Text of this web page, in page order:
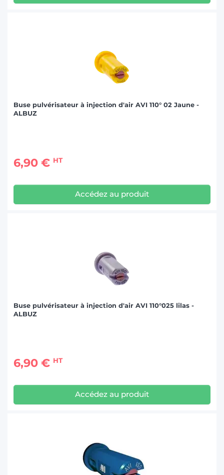
Buse pulvérisateur à injection d'air AVI 110° 02 Jaune -
ALBUZ
6,90 € HT
Accédez au produit
Buse pulvérisateur à injection d'air AVI 110°025 lilas -
ALBUZ
6,90 € HT
Accédez au produit